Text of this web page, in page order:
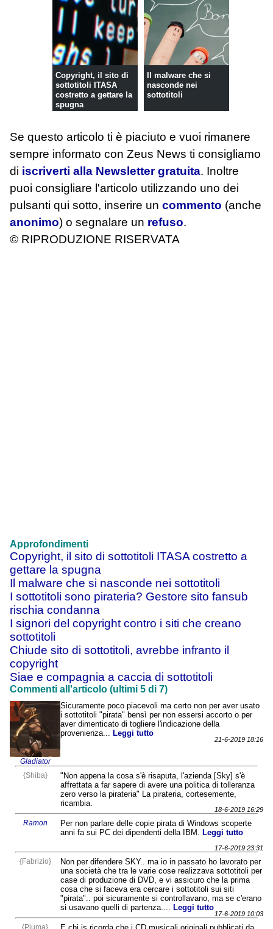
Copyright, il sito di
sottotitoli ITASA
costretto a gettare la
spugna
Il malware che si
nasconde nei
sottotitoli
Se questo articolo ti è piaciuto e vuoi rimanere
sempre informato con Zeus News ti consigliamo
di iscriverti alla Newsletter gratuita. Inoltre
puoi consigliare l'articolo utilizzando uno dei
pulsanti qui sotto, inserire un commento (anche
anonimo) o segnalare un refuso.
© RIPRODUZIONE RISERVATA
Approfondimenti
Copyright, il sito di sottotitoli ITASA costretto a
gettare la spugna
Il malware che si nasconde nei sottotitoli
I sottotitoli sono pirateria? Gestore sito fansub
rischia condanna
I signori del copyright contro i siti che creano
sottotitoli
Chiude sito di sottotitoli, avrebbe infranto il
copyright
Siae e compagnia a caccia di sottotitoli
Commenti all'articolo (ultimi 5 di 7)
Gladiator
Sicuramente poco piacevoli ma certo non per aver usato
i sottotitoli "pirata" bensì per non essersi accorto o per
aver dimenticato di togliere l'indicazione della
provenienza... Leggi tutto
21-6-2019 18:16
{Shiba}
"Non appena la cosa s'è risaputa, l'azienda [Sky] s'è
affrettata a far sapere di avere una politica di tolleranza
zero verso la pirateria" La pirateria, cortesemente,
ricambia.
18-6-2019 16:29
Ramon
Per non parlare delle copie pirata di Windows scoperte
anni fa sui PC dei dipendenti della IBM.Leggi tutto
17-6-2019 23:31
{Fabrizio}
Non per difendere SKY.. ma io in passato ho lavorato per
una società che tra le varie cose realizzava sottotitoli per
case di produzione di DVD, e vi assicuro che la prima
cosa che si faceva era cercare i sottotitoli sui siti
"pirata".. poi sicuramente si controllavano, ma se c'erano
si usavano quelli di partenza....Leggi tutto
17-6-2019 10:03
{Piuma}